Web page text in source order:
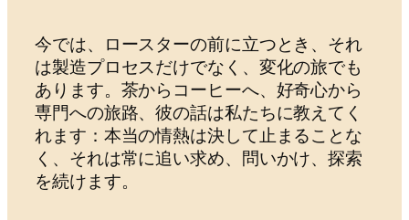
今では、ロースターの前に立つとき、それ
は製造プロセスだけでなく、変化の旅でも
あります。茶からコーヒーへ、好奇心から
専門への旅路、彼の話は私たちに教えてく
れます：本当の情熱は決して止まることな
く、それは常に追い求め、問いかけ、探索
を続けます。